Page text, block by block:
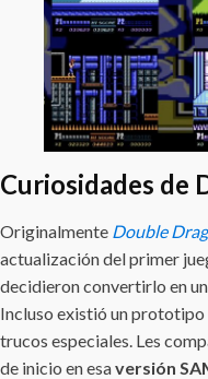
Curiosidades de
Originalmente Double
actualización del primer
decidieron convertirlo en
Incluso existió un prototipo
trucos especiales. Les
de inicio en esaversión